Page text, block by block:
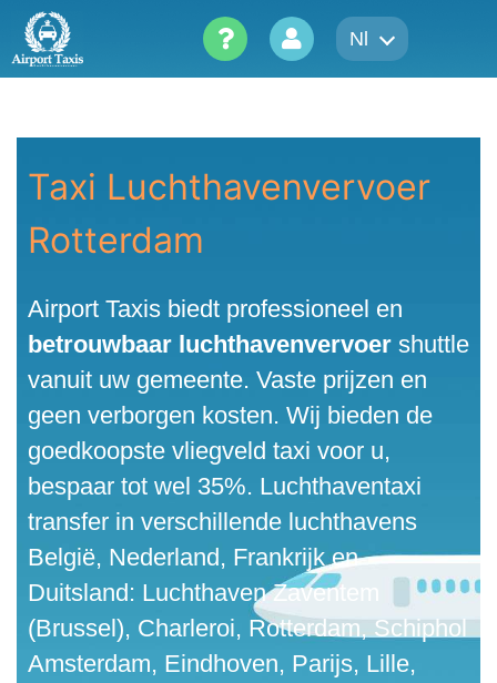
Skip
content
Nl
Taxi Luchthavenvervoer
Rotterdam
Airport Taxis biedt professioneel en
betrouwbaar luchthavenvervoer shuttle
vanuit uw gemeente. Vaste prijzen en
geen verborgen kosten. Wij bieden de
goedkoopste vliegveld taxi voor u,
bespaar tot wel 35%. Luchthaventaxi
transfer in verschillende luchthavens
België, Nederland, Frankrijk en
Duitsland: Luchthaven Zaventem
(Brussel), Charleroi, Rotterdam, Schiphol
Amsterdam, Eindhoven, Parijs, Lille,